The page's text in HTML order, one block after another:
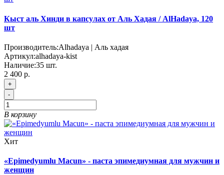
Кыст аль Хинди в капсулах от Аль Хадая / AlHadaya, 120
шт
Производитель:Alhadaya | Аль хадая
Артикул:alhadaya-kist
Наличие:35 шт.
2 400 р.
+
-
В корзину
Хит
«Epimedyumlu Macun» - паста эпимедиумная для мужчин и
женщин